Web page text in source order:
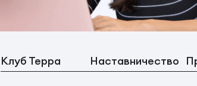
Клуб Терра Наставничество